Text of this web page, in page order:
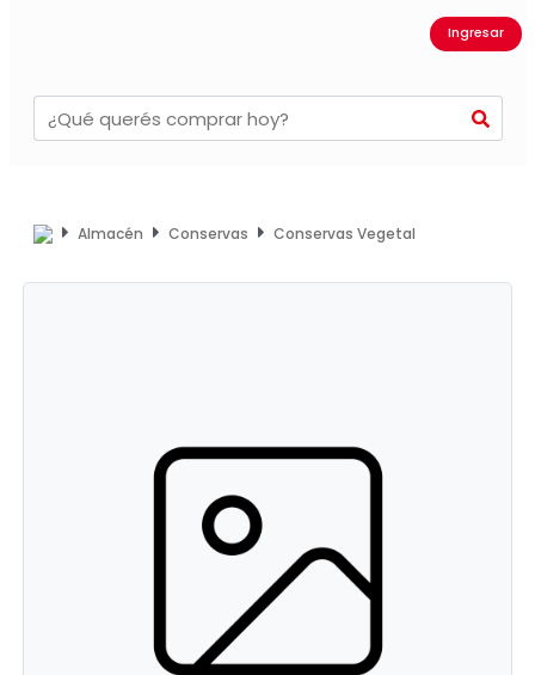
Ingresar
Almacén Conservas Conservas Vegetal